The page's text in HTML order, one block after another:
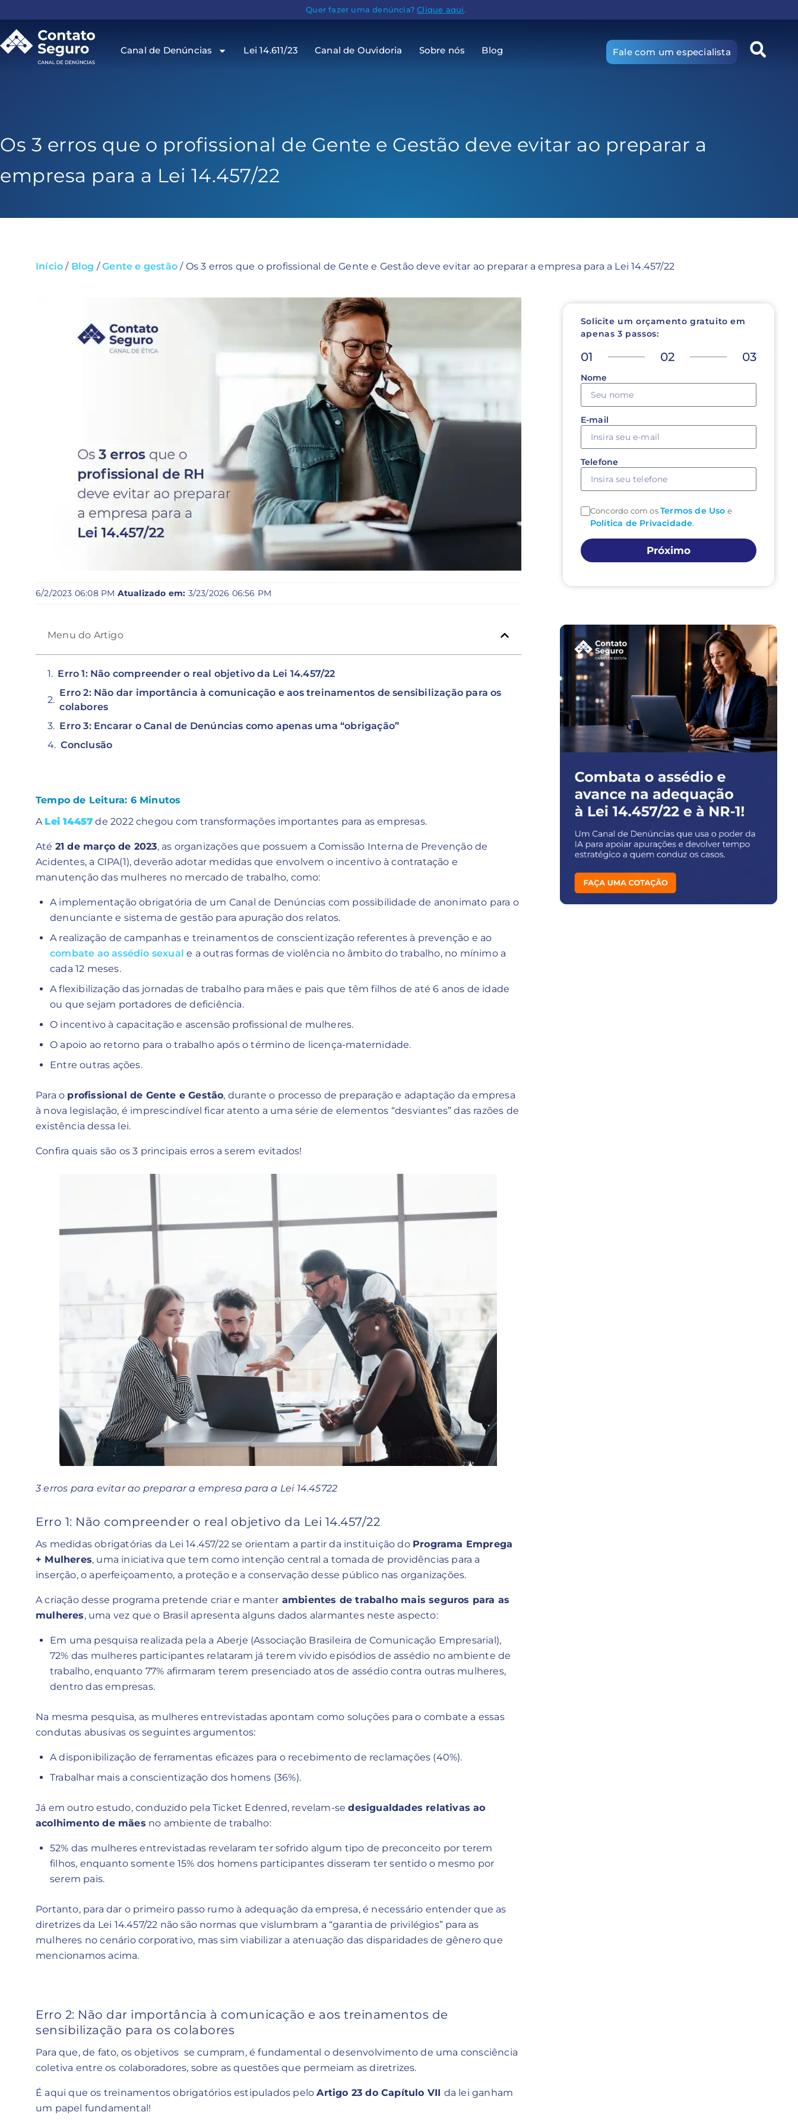
Quer fazer uma denúncia?Clique aqui.
Canal de Denúncias Lei 14.611/23 Canal de Ouvidoria Sobre nós Blog Fale com um especialista
Os 3 erros que o profissional de Gente e Gestão deve evitar ao preparar a
empresa para a Lei 14.457/22
Início / Blog /Gente e gestão / Os 3 erros que o profissional de Gente e Gestão deve evitar ao preparar a empresa para a Lei 14.457/22
6/2/2023 06:08 PM·Atualizado em: 3/23/2026 06:56 PM
Menu do Artigo
Erro 1: Não compreender o real objetivo da Lei 14.457/22
Erro 2: Não dar importância à comunicação e aos treinamentos de sensibilização para os
colabores
Erro 3: Encarar o Canal de Denúncias como apenas uma “obrigação”
Conclusão
Tempo de Leitura: 6 Minutos
A Lei 14457 de 2022 chegou com transformações importantes para as empresas.
Até 21 de março de 2023, as organizações que possuem a Comissão Interna de Prevenção de
Acidentes, a CIPA(1), deverão adotar medidas que envolvem o incentivo à contratação e
manutenção das mulheres no mercado de trabalho, como:
A implementação obrigatória de um Canal de Denúncias com possibilidade de anonimato para o
denunciante e sistema de gestão para apuração dos relatos.
A realização de campanhas e treinamentos de conscientização referentes à prevenção e ao
combate ao assédio sexual e a outras formas de violência no âmbito do trabalho, no mínimo a
cada 12 meses.
A flexibilização das jornadas de trabalho para mães e pais que têm filhos de até 6 anos de idade
ou que sejam portadores de deficiência.
O incentivo à capacitação e ascensão profissional de mulheres.
O apoio ao retorno para o trabalho após o término de licença-maternidade.
Entre outras ações.
Para o profissional de Gente e Gestão, durante o processo de preparação e adaptação da empresa
à nova legislação, é imprescindível ficar atento a uma série de elementos “desviantes” das razões de
existência dessa lei.
Confira quais são os 3 principais erros a serem evitados!
3 erros para evitar ao preparar a empresa para a Lei 14.45722
Erro 1: Não compreender o real objetivo da Lei 14.457/22
As medidas obrigatórias da Lei 14.457/22 se orientam a partir da instituição do Programa Emprega
+ Mulheres, uma iniciativa que tem como intenção central a tomada de providências para a
inserção, o aperfeiçoamento, a proteção e a conservação desse público nas organizações.
A criação desse programa pretende criar e manter ambientes de trabalho mais seguros para as
mulheres, uma vez que o Brasil apresenta alguns dados alarmantes neste aspecto:
Em uma pesquisa realizada pela a Aberje (Associação Brasileira de Comunicação Empresarial),
72% das mulheres participantes relataram já terem vivido episódios de assédio no ambiente de
trabalho, enquanto 77% afirmaram terem presenciado atos de assédio contra outras mulheres,
dentro das empresas.
Na mesma pesquisa, as mulheres entrevistadas apontam como soluções para o combate a essas
condutas abusivas os seguintes argumentos:
A disponibilização de ferramentas eficazes para o recebimento de reclamações (40%).
Trabalhar mais a conscientização dos homens (36%).
Já em outro estudo, conduzido pela Ticket Edenred, revelam-sedesigualdades relativas ao
acolhimento de mães no ambiente de trabalho:
52% das mulheres entrevistadas revelaram ter sofrido algum tipo de preconceito por terem
filhos, enquanto somente 15% dos homens participantes disseram ter sentido o mesmo por
serem pais.
Portanto, para dar o primeiro passo rumo à adequação da empresa, é necessário entender que as
diretrizes da Lei 14.457/22 não são normas que vislumbram a “garantia de privilégios” para as
mulheres no cenário corporativo, mas sim viabilizar a atenuação das disparidades de gênero que
mencionamos acima.
Erro 2: Não dar importância à comunicação e aos treinamentos de
sensibilização para os colabores
Para que, de fato, os objetivos se cumpram, é fundamental o desenvolvimento de uma consciência
coletiva entre os colaboradores, sobre as questões que permeiam as diretrizes.
É aqui que os treinamentos obrigatórios estipulados peloArtigo 23 do Capítulo VII da lei ganham
um papel fundamental!
Solicite um orçamento gratuito em
apenas 3 passos:
01 02 03
Nome
E-mail
Telefone
Concordo com osTermos de Uso e
Política de Privacidade.
Próximo